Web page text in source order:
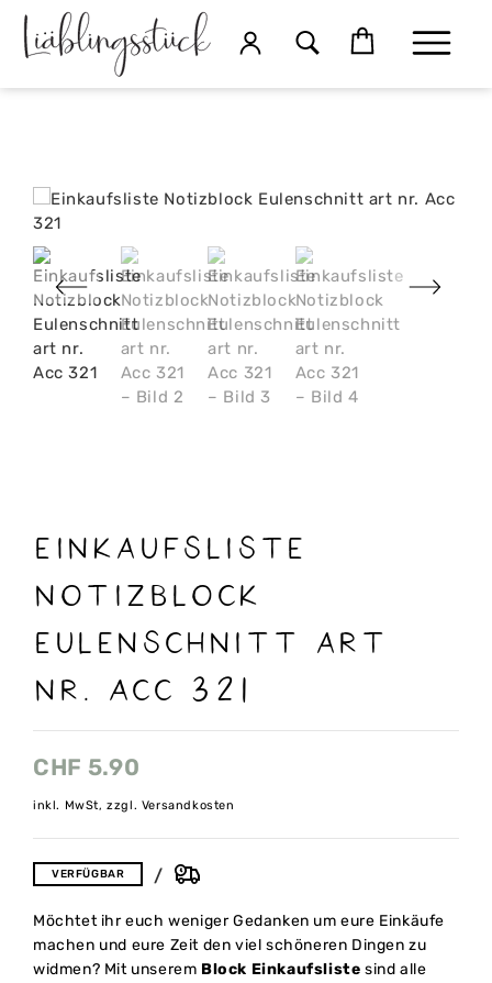
Einkaufsliste
Notizblock
Eulenschnitt art
nr. Acc 321
CHF 5.90
inkl. MwSt, zzgl. Versandkosten
VERFÜGBAR
Möchtet ihr euch weniger Gedanken um eure Einkäufe
machen und eure Zeit den viel schöneren Dingen zu
widmen? Mit unserem Block Einkaufsliste sind alle